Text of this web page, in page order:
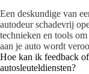
Een deskundige van
autodeur schadevrij
technieken en tools
aan je auto wordt
Hoe kan ik feedback
autosleuteldiensten?